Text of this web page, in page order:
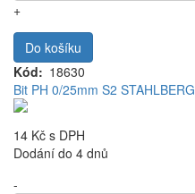
+
Do košíku
Kód
18630
Bit PH 0/25mm S2 STAHLBERG
14 Kč s DPH
Dodání do 4 dnů
-